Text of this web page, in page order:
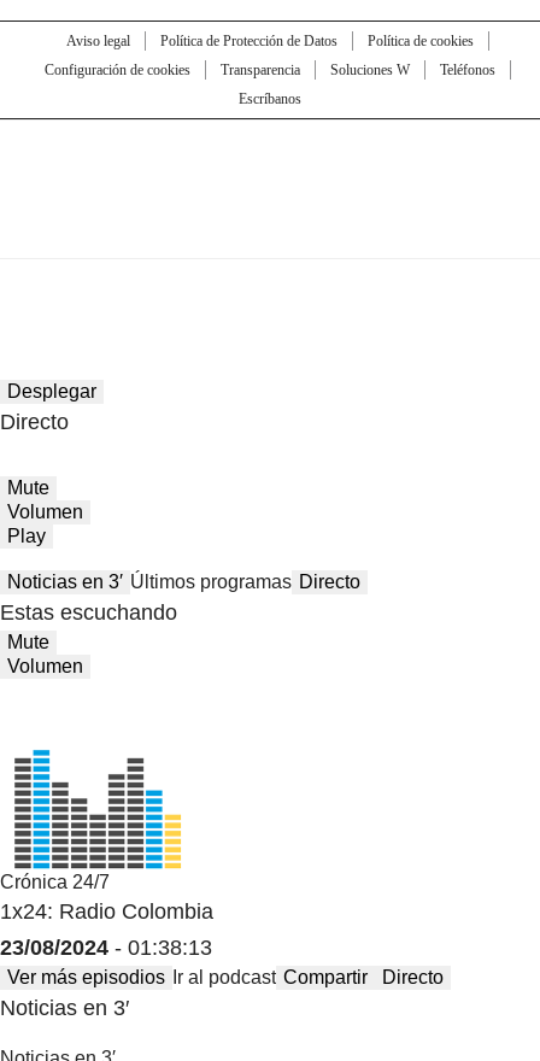
Aviso legal Política de Protección de Datos
Política de cookies
Configuración de cookies
Transparencia Soluciones W
Teléfonos
Escríbanos
Desplegar
Directo
Mute
Volumen
Play
Noticias en 3′ Últimos programas Directo
Estas escuchando
Mute
Volumen
Crónica 24/7
1x24: Radio Colombia
23/08/2024 - 01:38:13
Ver más episodios Ir al podcast Compartir Directo
Noticias en 3′